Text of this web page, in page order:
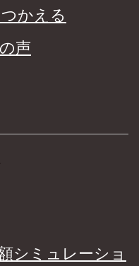
かえる
声
シミュレーショ